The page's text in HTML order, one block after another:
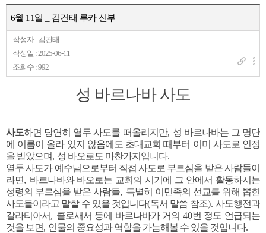
6월 11일 _ 김건태 루카 신부
작성자 : 김건태
작성일 : 2025-06-11
조회수 : 992
성 바르나바 사도
사도하면 당연히 열두 사도를 떠올리지만, 성 바르나바는 그 명단
에 이름이 올라 있지 않음에도 초대교회 때부터 이미 사도로 인정
을 받았으며, 성 바오로도 마찬가지입니다.
열두 사도가 예수님으로부터 직접 사도로 부르심을 받은 사람들이
라면, 바르나바와 바오로는 교회의 시기에 그 안에서 활동하시는
성령의 부르심을 받은 사람들, 특별히 이민족의 선교를 위해 뽑힌
사도들이라고 말할 수 있을 것입니다(독서 말씀 참조).사도행전과
갈라티아서, 콜로새서 등에 바르나바가 거의 40번 정도 언급되는
것을 보면, 인물의 중요성과 역할을 가늠해볼 수 있을 것입니다.